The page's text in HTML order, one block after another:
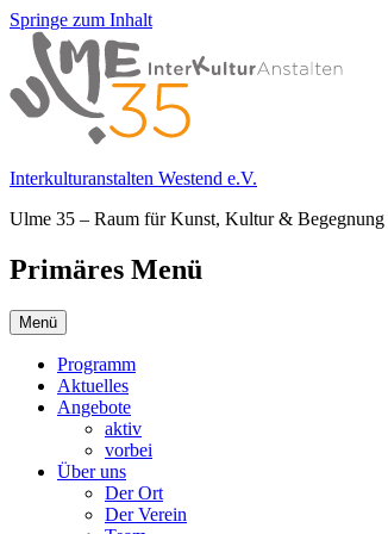
Springe zum Inhalt
Interkulturanstalten Westend e.V.
Ulme 35 – Raum für Kunst, Kultur & Begegnung
Primäres Menü
Menü
Programm
Aktuelles
Angebote
aktiv
vorbei
Über uns
Der Ort
Der Verein